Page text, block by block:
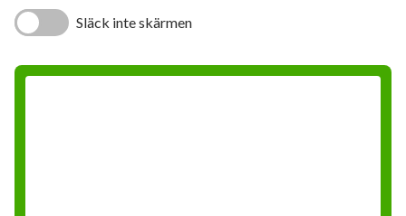
Släck inte skärmen